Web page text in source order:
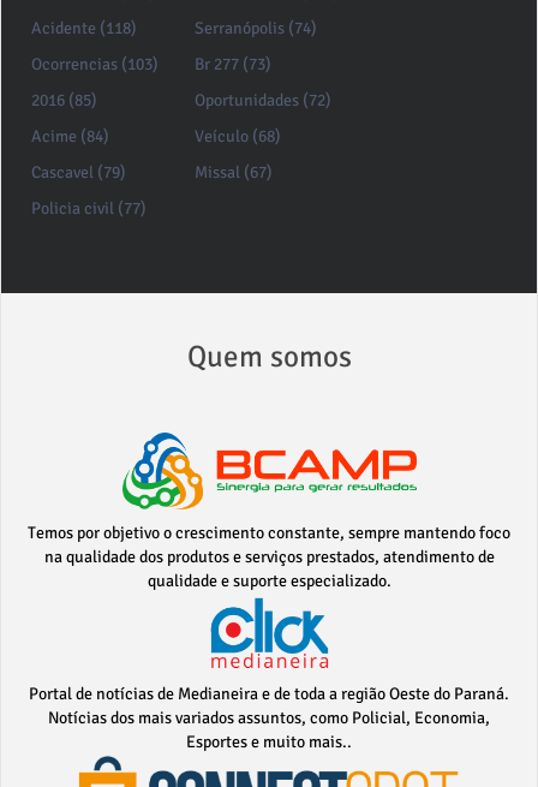
Acidente (118)
Ocorrencias (103)
2016 (85)
Acime (84)
Cascavel (79)
Policia civil (77)
Serranópolis (74)
Br 277 (73)
Oportunidades (72)
Veículo (68)
Missal (67)
Quem somos
Temos por objetivo o crescimento constante, sempre mantendo foco
na qualidade dos produtos e serviços prestados, atendimento de
qualidade e suporte especializado.
Portal de notícias de Medianeira e de toda a região Oeste do Paraná.
Notícias dos mais variados assuntos, como Policial, Economia,
Esportes e muito mais..